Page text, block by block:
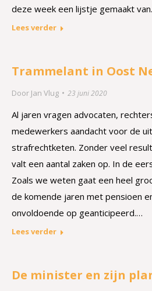
deze week een lijstje gemaakt
Lees verder
Trammelant in Oost
Door Jan Vlug 23 juni 2020
Al jaren vragen advocaten,
medewerkers aandacht voor de
strafrechtketen. Zonder veel
valt een aantal zaken op. In de
Zoals we weten gaat een heel
de komende jaren met pensioen
onvoldoende op geanticipeerd.…
Lees verder
De minister en zijn